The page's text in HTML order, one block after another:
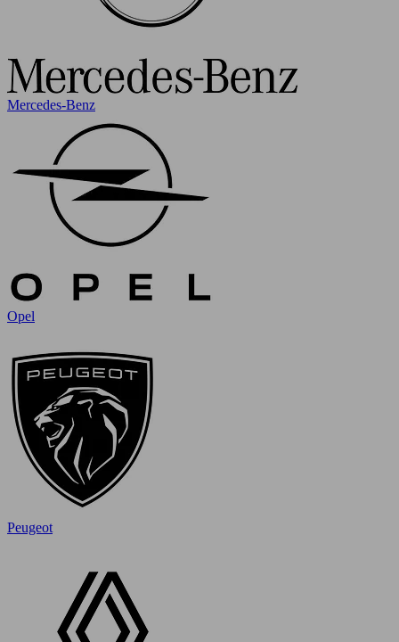
Mercedes-Benz
Opel
Peugeot